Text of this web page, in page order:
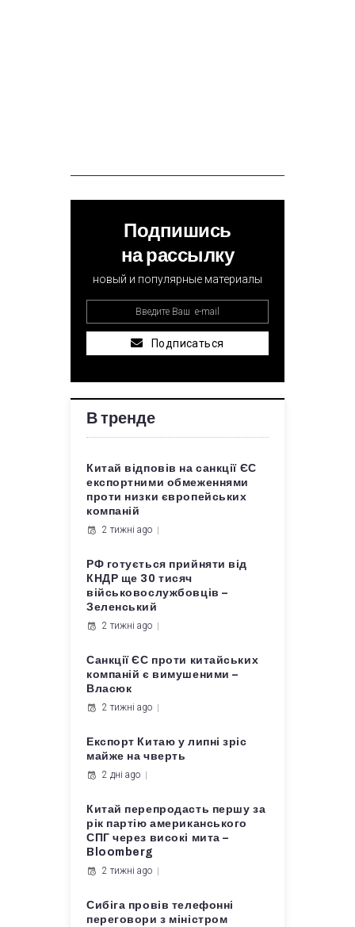
Подпишись
на рассылку
новый и популярные материалы
Подписаться
В тренде
Китай відповів на санкції ЄС
експортними обмеженнями
проти низки європейських
компаній
2 тижні ago
РФ готується прийняти від
КНДР ще 30 тисяч
військовослужбовців –
Зеленський
2 тижні ago
Санкції ЄС проти китайських
компаній є вимушеними –
Власюк
2 тижні ago
Експорт Китаю у липні зріс
майже на чверть
2 дні ago
Китай перепродасть першу за
рік партію американського
СПГ через високі мита –
Bloomberg
2 тижні ago
Сибіга провів телефонні
переговори з міністром